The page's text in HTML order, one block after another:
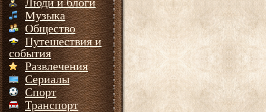
Музыка
Общество
Путешествия и
события
Развлечения
Сериалы
Спорт
Транспорт